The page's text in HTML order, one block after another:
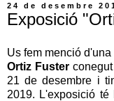
24 de desembre
Exposició
Us fem menció
Ortiz Fuster
21 de desembre i
2019. L'exposició